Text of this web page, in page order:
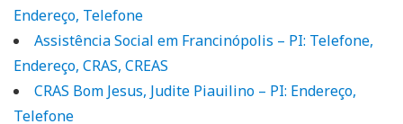
Endereço, Telefone
Assistência Social em Francinópolis – PI: Telefone,
Endereço, CRAS, CREAS
CRAS Bom Jesus, Judite Piauilino – PI: Endereço,
Telefone